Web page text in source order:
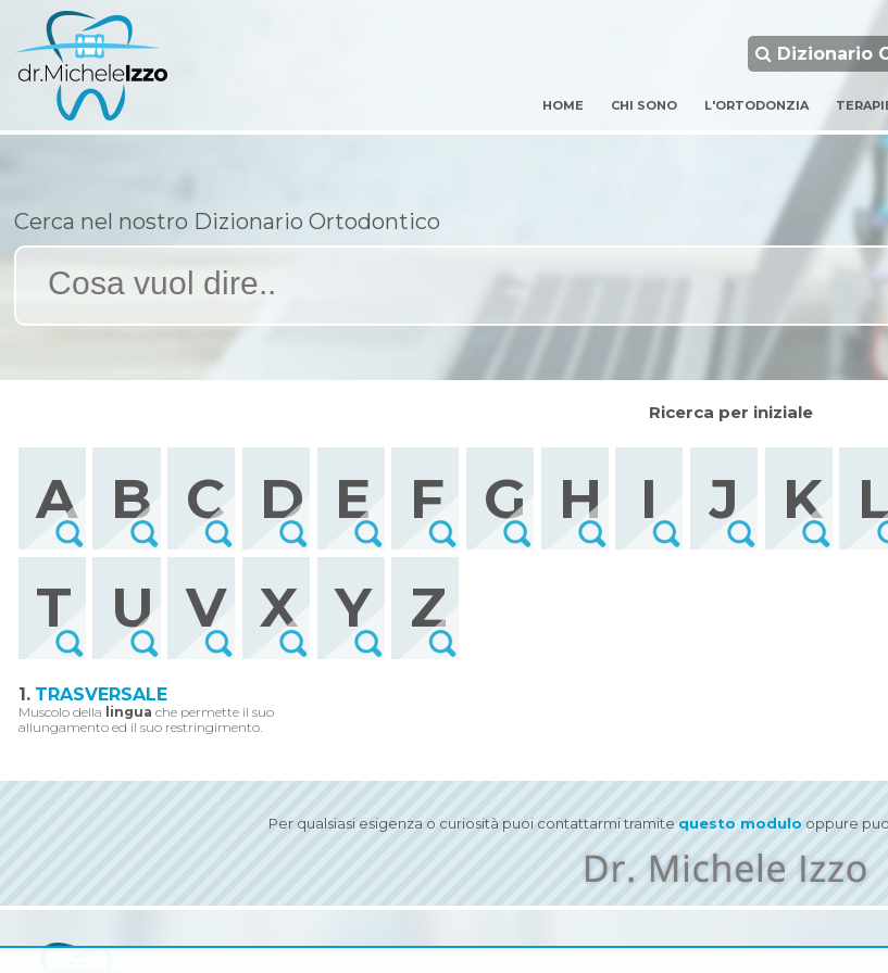
Dizionario
HOME CHI SONO L'ORTODONZIA
Cerca nel nostro Dizionario Ortodontico
Ricerca per iniziale
A B C D E F G H I J K
T
U V X Y Z
1. TRASVERSALE
Muscolo della lingua che permette il suo
allungamento ed il suo restringimento.
Per qualsiasi esigenza o curiosità puoi contattarmi tramite questo modulooppure